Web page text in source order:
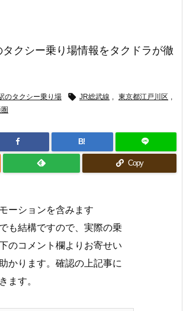
タクシー乗り場情報をタクドラが徹
のタクシー乗り場  JR総武線 , 東京都江戸川区 ,
B!
Copy
ーションを含みます
も結構ですので、実際の乗
のコメント欄よりお寄せい
かります。確認の上記事に
ます。